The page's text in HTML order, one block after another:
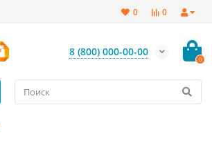
0
0
8 (800) 000-00-00
0